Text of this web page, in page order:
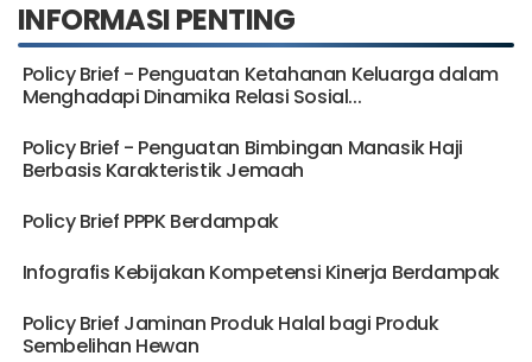
INFORMASI PENTING
Policy Brief - Penguatan Ketahanan Keluarga dalam
Menghadapi Dinamika Relasi Sosial...
Policy Brief - Penguatan Bimbingan Manasik Haji
Berbasis Karakteristik Jemaah
Policy Brief PPPK Berdampak
Infografis Kebijakan Kompetensi Kinerja Berdampak
Policy Brief Jaminan Produk Halal bagi Produk
Sembelihan Hewan